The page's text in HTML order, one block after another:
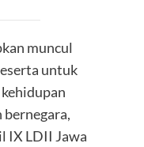
muncul
untuk
bernegara,
IX LDII Jawa